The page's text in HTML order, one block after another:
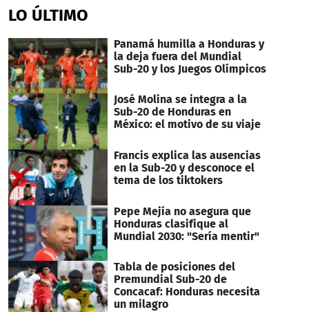
of
3
1
second
LO ÚLTIMO
Panamá humilla a Honduras y
la deja fuera del Mundial
Sub-20 y los Juegos Olímpicos
José Molina se integra a la
Sub-20 de Honduras en
México: el motivo de su viaje
Francis explica las ausencias
en la Sub-20 y desconoce el
tema de los tiktokers
Pepe Mejía no asegura que
Honduras clasifique al
Mundial 2030: "Sería mentir"
Tabla de posiciones del
Premundial Sub-20 de
Concacaf: Honduras necesita
un milagro